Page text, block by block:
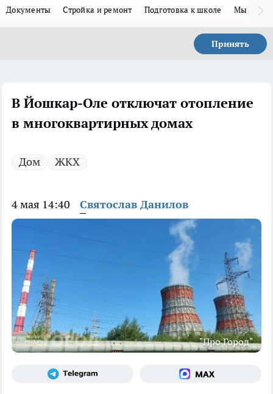
Документы Стройка и ремонт Подготовка к школе Мы в MAX
Принять
В Йошкар-Оле отключат отопление
в многоквартирных домах
Дом ЖКХ
4 мая 14:40 Святослав Данилов
"Про Город"